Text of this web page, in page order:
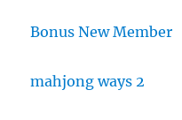
Bonus New Member
mahjong ways 2